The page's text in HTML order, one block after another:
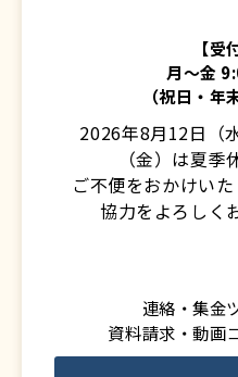
【受
月〜金
（祝日・年
2026年8月12日（
（金）は夏季
ご不便をおかけい
協力をよろしく
連絡・集金
資料請求・動画